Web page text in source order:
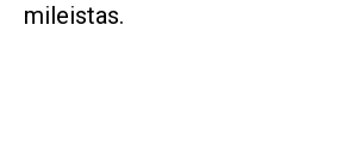
mileistas.